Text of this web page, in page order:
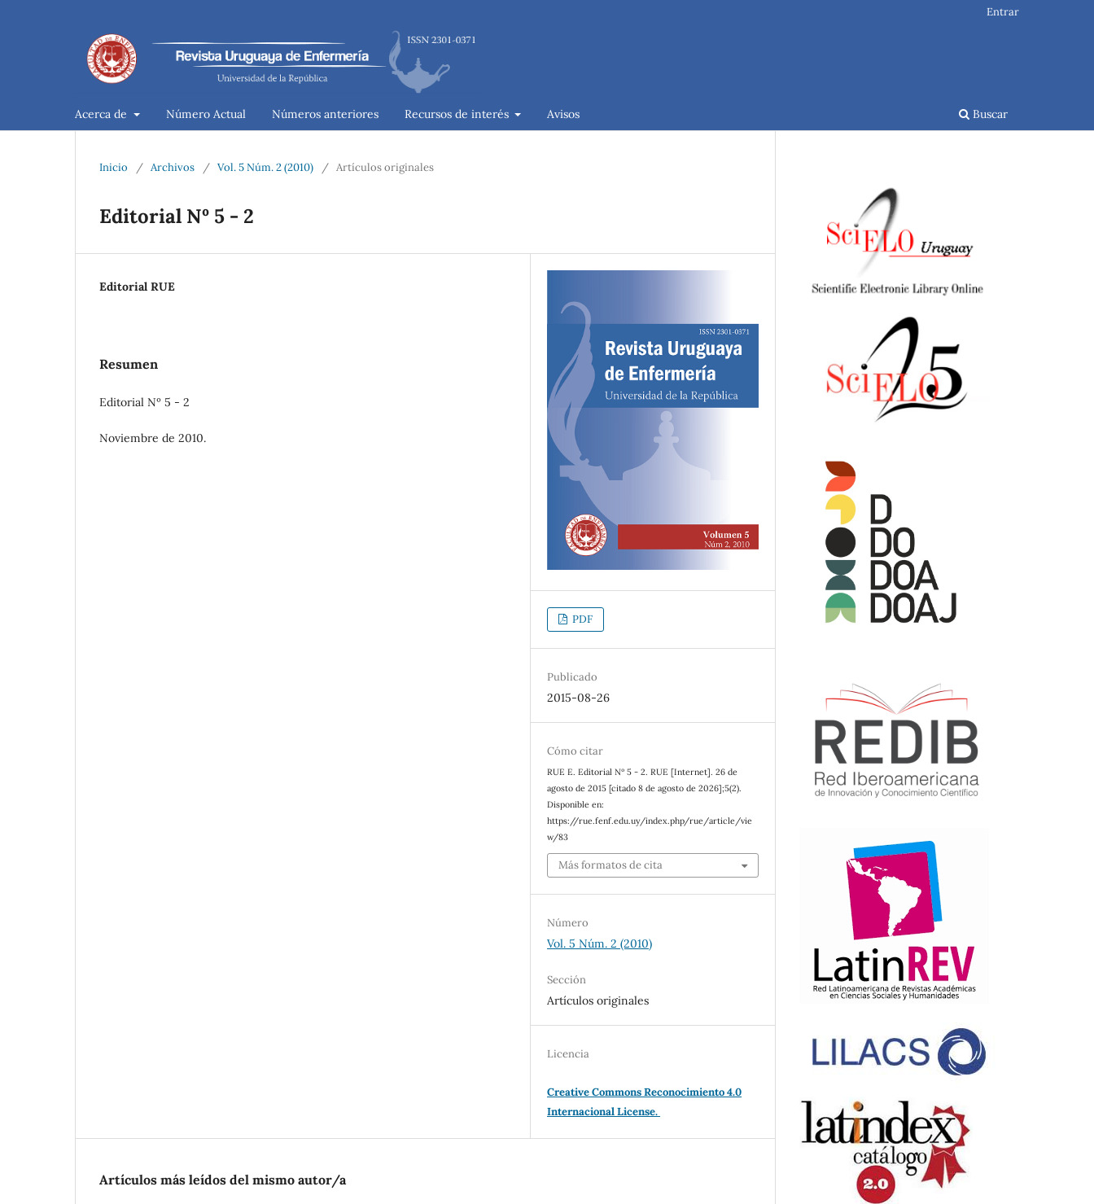
Acerca de Número Actual Números anteriores Recursos de interés Avisos Buscar
Entrar
Inicio / Archivos / Vol. 5 Núm. 2 (2010) / Artículos originales
Editorial Nº 5 - 2
Editorial RUE
Resumen
Editorial Nº 5 - 2
Noviembre de 2010.
PDF
Publicado
2015-08-26
Cómo citar
RUE E. Editorial Nº 5 - 2. RUE [Internet]. 26 de
agosto de 2015 [citado 8 de agosto de 2026];5(2).
Disponible en:
https://rue.fenf.edu.uy/index.php/rue/article/vie
w/83
Más formatos de cita
Número
Vol. 5 Núm. 2 (2010)
Sección
Artículos originales
Licencia
Creative Commons Reconocimiento 4.0
Internacional License.
Artículos más leídos del mismo autor/a